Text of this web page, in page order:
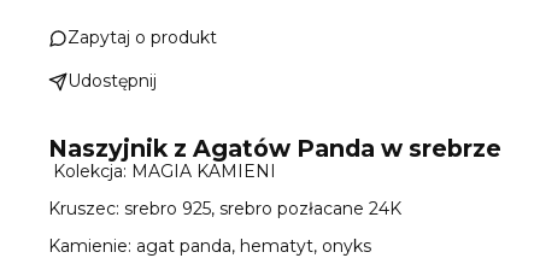
Zapytaj o produkt
Udostępnij
Naszyjnik z Agatów Panda w srebrze
Kolekcja: MAGIA KAMIENI
Kruszec: srebro 925, srebro pozłacane 24K
Kamienie: agat panda, hematyt, onyks